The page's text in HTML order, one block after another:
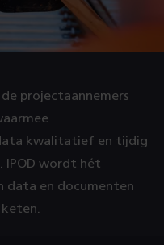
projectaannemers
kwalitatief en tijdig
IPOD wordt hét
data en documenten